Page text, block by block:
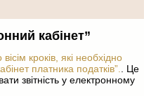
кабінет”
кроків, які необхідно
платника податків”.. Це
звітність у електронному